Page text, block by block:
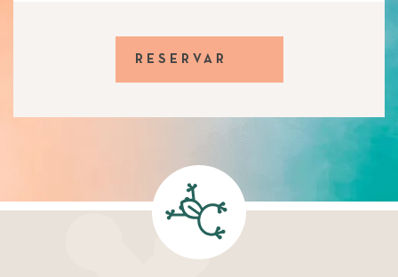
RESERVAR